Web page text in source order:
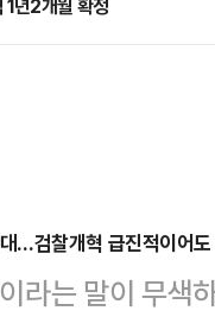
1년2개월 확정
…검찰개혁 급진적이어
라는 말이 무색